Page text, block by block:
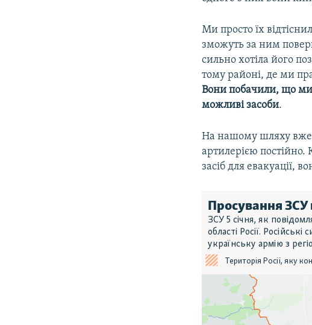
Ми просто їх
зможуть за ним
сильно хотіла його
тому районі, де ми
Вони побачили, що ми
можливі засоби.
На нашому шляху вже
артилерією постійно.
засіб для евакуації,